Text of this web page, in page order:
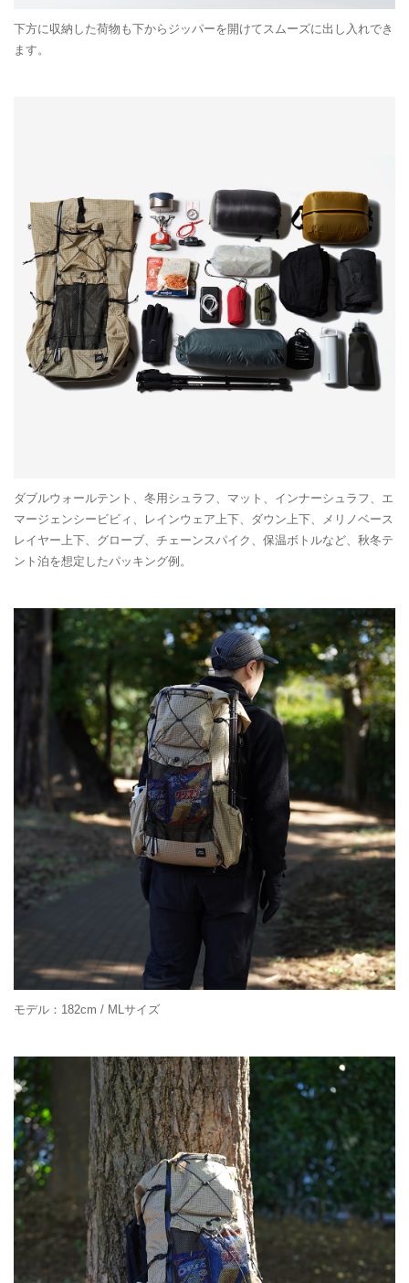
下方に収納した荷物も下からジッパーを開けてスムーズに出し入れでき
ます。
ダブルウォールテント、冬用シュラフ、マット、インナーシュラフ、エ
マージェンシービビィ、レインウェア上下、ダウン上下、メリノベース
レイヤー上下、グローブ、チェーンスパイク、保温ボトルなど、秋冬テ
ント泊を想定したパッキング例。
モデル：182cm / MLサイズ